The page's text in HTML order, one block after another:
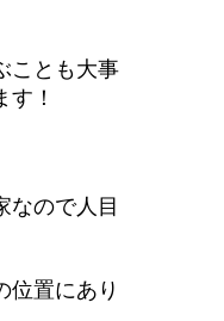
ことも大事
！
なので人目
位置にあり